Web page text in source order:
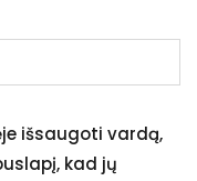
išsaugoti vardą,
kad jų